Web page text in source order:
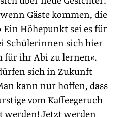
Gäste kommen, die
Höhepunkt sei es für
Schülerinnen sich hier
für ihr Abi zu lernen«.
sich in Zukunft
kann nur hoffen, dass
vom Kaffeegeruch